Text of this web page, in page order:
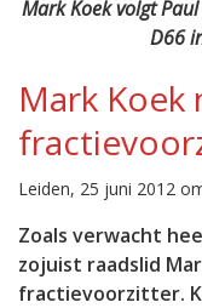
Mark Koek volgt
D66
Mark Koek
Leiden, 25 juni 2012
Zoals verwacht
zojuist raadslid
fractievoorzitter.